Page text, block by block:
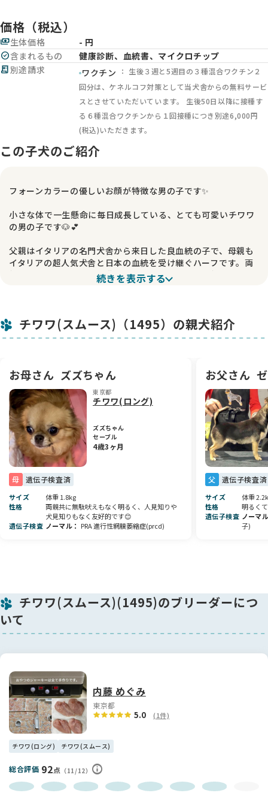
価格（税込）
payments生体価格
- 円
check_circle含まれるもの
健康診断、血統書、マイクロチップ
receipt_long別途請求 ワクチン
： 生後３週と5週目の３種混合ワクチン２
回分は、ケネルコフ対策として当犬舎からの無料サービ
スとさせていただいています。 生後50日以降に接種す
る６種混合ワクチンから１回接種につき別途6,000円
(税込)いただきます。
この子犬のご紹介
フォーンカラーの優しいお顔が特徴な男の子です✨
小さな体で一生懸命に毎日成長している、とても可愛いチワワ
の男の子です🐶💕
父親はイタリアの名門犬舎から来日した良血統の子で、母親も
イタリアの超人気犬舎と日本の血統を受け継ぐハーフです。両
親ともに素晴らしい血統背景を持ちながら、とても親しみやす
く穏やかな性格をしています😊
この子の両親はどちらも無駄吠えがなく、明るく人懐っこい性
います。初めてワンちゃんを迎える方にもおすすめできる、と
ても魅力的な男の子です🥰
🩵 良血統と可愛らしさを兼ね備えた男の子
チワワらしい愛らしさはもちろん、ヨーロッパの優秀な血統を
受け継いだ魅力あふれる子です✨
可愛い表情や仕草を見ているだけで自然と笑顔になってしまい
ます😊
素敵なご縁をいただき、この子を生涯大切な家族として迎えて
くださるオーナー様との出会いを楽しみにしております🏡💕
ぜひお気軽にお問い合わせください✨
続きを表示する
チワワ(スムース)（1495）の親犬紹介
お母さん ズズちゃん
東京都
チワワ(ロング)
ズズちゃん
セーブル
4歳3ヶ月
母 遺伝子検査済
サイズ
体重 1.8kg
性格
両親共に無駄吠えもなく明るく、人見知りや
犬見知りもなく友好的です😊
遺伝子検査 ノーマル PRA 進行性網膜萎縮症(prcd)
お父さん
父 遺伝子検査済
サイズ
体重
性格
明るく
遺伝子検査 ノーマ
子)
チワワ(スムース)(1495)のブリーダーにつ
いて
内藤 めぐみ
東京都
5.0 (1件)
チワワ(ロング) チワワ(スムース)
総合評価 92点 （11/12）